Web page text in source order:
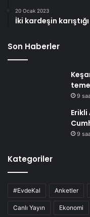
20 Ocak 2023
İki kardeşin
Son Haberler
9
Erikli
9
Kategoriler
#EvdeKal Anketler
Canlı Yayın Ekonomi